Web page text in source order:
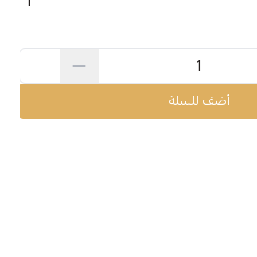
أضف للسلة